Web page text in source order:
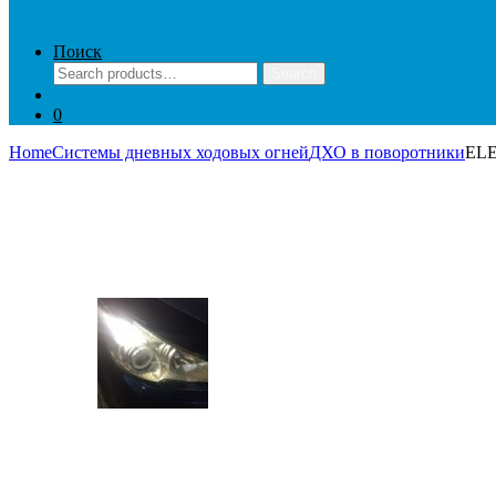
Поиск
Search
for:
0
HomeСистемы дневных ходовых огнейДХО в поворотники